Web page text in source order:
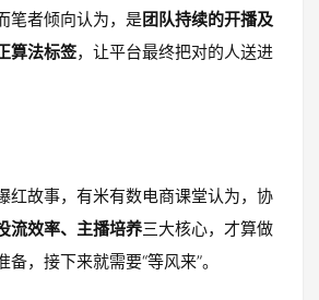
笔者倾向认为，是团队持续的开播及
算法标签，让平台最终把对的人送进
红故事，有米有数电商课堂认为，协
流效率、主播培养三大核心，才算做
，接下来就需要“等风来”。